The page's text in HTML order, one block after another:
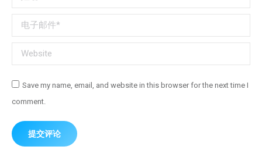
电子邮件 *
Website
Save my name, email, and website in this browser for the next time I
comment.
提交评论